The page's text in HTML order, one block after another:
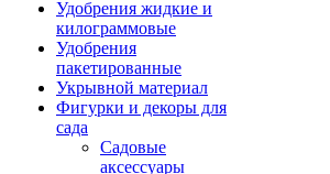
Удобрения жидкие и
килограммовые
Удобрения
пакетированные
Укрывной материал
Фигурки и декоры для
сада
Садовые
аксессуары